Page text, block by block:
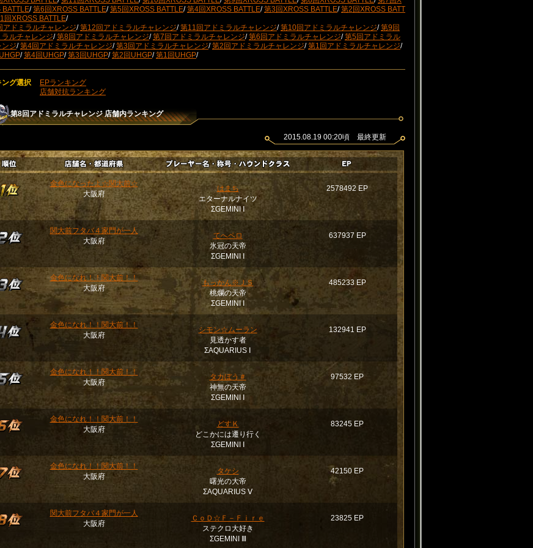
BATTLE/第6回XROSS BATTLE/第5回XROSS BATTLE/第4回XROSS BATTLE/第3回XROSS BATTLE/第2回XROSS BATT
回XROSS BATTLE/
アドミラルチャレンジ/第12回アドミラルチャレンジ/第11回アドミラルチャレンジ/第10回アドミラルチャレンジ/第9回
ラルチャレンジ/第8回アドミラルチャレンジ/第7回アドミラルチャレンジ/第6回アドミラルチャレンジ/第5回アドミラル
ンジ/第4回アドミラルチャレンジ/第3回アドミラルチャレンジ/第2回アドミラルチャレンジ/第1回アドミラルチャレンジ/
/第4回UHGP/第3回UHGP/第2回UHGP/第1回UHGP/
ング選択
EPランキング
店舗対抗ランキング
第8回アドミラルチャレンジ店舗内ランキング
2015.08.19 00:20頃 最終更新
金色になったよ☆関大前☆
大阪府
はまち
エターナルナイツ
ΣGEMINI Ⅰ
2578492 EP
関大前フタバ４家門が一人
大阪府
てへペロ
氷冠の天帝
ΣGEMINI Ⅰ
637937 EP
金色になれ！！関大前！！
大阪府
もっかん※ＪＳ
桃爛の天帝
ΣGEMINI Ⅰ
485233 EP
金色になれ！！関大前！！
大阪府
シモン☆ムーラン
見透かす者
ΣAQUARIUS Ⅰ
132941 EP
金色になれ！！関大前！！
大阪府
タカぼう＃
神無の天帝
ΣGEMINI Ⅰ
97532 EP
金色になれ！！関大前！！
大阪府
どすＫ
どこかには遷り行く
ΣGEMINI Ⅰ
83245 EP
金色になれ！！関大前！！
大阪府
タケシ
曙光の大帝
ΣAQUARIUS Ⅴ
42150 EP
関大前フタバ４家門が一人
大阪府
ＣｏＤ☆Ｆ－Ｆｉｒｅ
ステクロ大好き
ΣGEMINI Ⅲ
23825 EP